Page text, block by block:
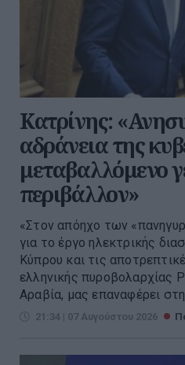
Κατρίνης:
αδράνεια της
μεταβαλλόμενο
περιβάλλον»
«Στον απόηχο των
για το έργο ηλεκτρικής
Κύπρου και τις
ελληνικής πυροβολαρχίας
Αραβία, μας επαναφέρει
21:34 | 07 Αυγούστου 2026